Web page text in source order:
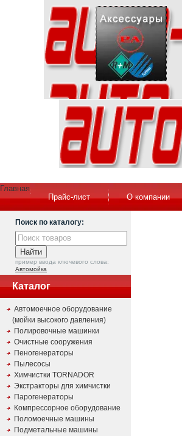
Главная
Прайс-лист
О компании
Поиск по каталогу:
пример ввода ключевого слова:
Автомойка
Каталог
Автомоечное оборудование
(мойки высокого давления)
Полировочные машинки
Очистные сооружения
Пеногенераторы
Пылесосы
Химчистки TORNADOR
Экстракторы для химчистки
Парогенераторы
Компрессорное оборудование
Поломоечные машины
Подметальные машины